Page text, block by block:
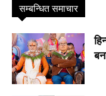
सम्बन्धित समाचार